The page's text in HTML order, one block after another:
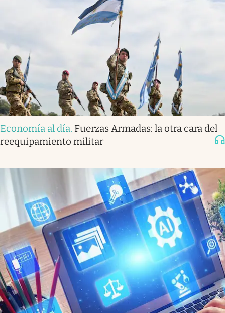
Economía al día. Fuerzas Armadas: la otra cara del
reequipamiento militar